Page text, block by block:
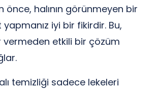
halının görünmeyen bir
yapmanız iyi bir fikirdir. Bu,
vermeden etkili bir çözüm
temizliği sadece lekeleri